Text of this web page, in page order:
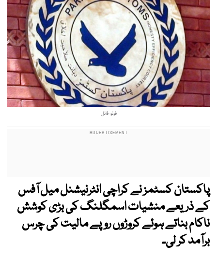
فوٹو: فائل
پاکستان کسٹمز نے کراچی انٹرنیشنل میل آفس
کے ذریعے منشیات اسمگلنگ کی بڑی کوشش
ناکام بناتے ہوئے کروڑوں روپے مالیت کی چرس
برآمد کر لی۔